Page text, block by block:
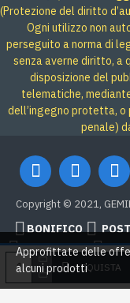
ACQUISTA
(Protezione del diritto
Ogni utilizzo non
perseguito a norma di
senza averne diritto, a
disposizione del
telematiche,
dell’ingegno protetta, o
penale)
Copyright © 2021,
BONIFICO
Credit card
Approfittate delle
alcuni prodotti